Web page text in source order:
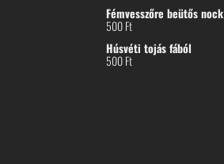
Fémvesszőre beütős nock
500Ft
Húsvéti tojás fából
500Ft